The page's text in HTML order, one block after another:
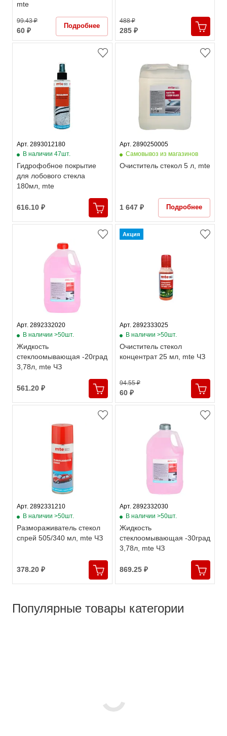
mte
99.43 ₽
60 ₽
Подробнее
488 ₽
285 ₽
Арт. 2893012180
В наличии 47шт.
Гидрофобное покрытие
для лобового стекла
180мл, mte
616.10 ₽
Арт. 2890250005
Самовывоз из магазинов
Очиститель стекол 5 л, mte
1 647 ₽ Подробнее
Арт. 2892332020
В наличии >50шт.
Жидкость
стеклоомывающая -20град
3,78л, mte ЧЗ
561.20 ₽
Арт. 2892333025
В наличии >50шт.
Очиститель стекол
концентрат 25 мл, mte ЧЗ
94.55 ₽
60 ₽
Акция
Арт. 2892331210
В наличии >50шт.
Размораживатель стекол
спрей 505/340 мл, mte ЧЗ
378.20 ₽
Арт. 2892332030
В наличии >50шт.
Жидкость
стеклоомывающая -30град
3,78л, mte ЧЗ
869.25 ₽
Популярные товары категории